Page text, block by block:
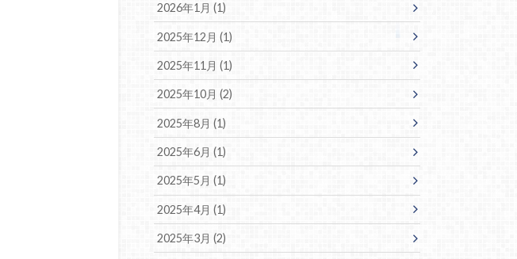
2026年1月 (1)
2025年12月 (1)
2025年11月 (1)
2025年10月 (2)
2025年8月 (1)
2025年6月 (1)
2025年5月 (1)
2025年4月 (1)
2025年3月 (2)